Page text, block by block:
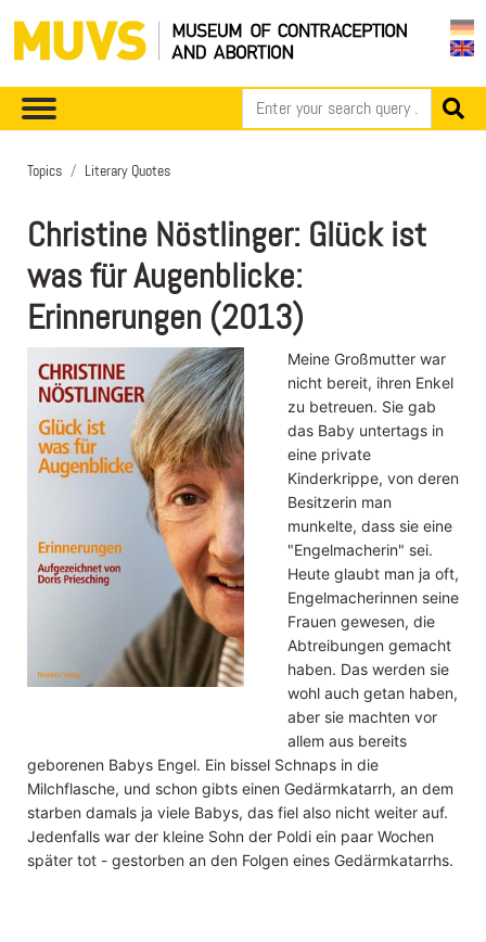
Topics Literary Quotes
Christine Nöstlinger: Glück ist
was für Augenblicke:
Erinnerungen (2013)
Meine Großmutter war
nicht bereit, ihren Enkel
zu betreuen. Sie gab
das Baby untertags in
eine private
Kinderkrippe, von deren
Besitzerin man
munkelte, dass sie eine
"Engelmacherin" sei.
Heute glaubt man ja oft,
Engelmacherinnen seine
Frauen gewesen, die
Abtreibungen gemacht
haben. Das werden sie
wohl auch getan haben,
aber sie machten vor
allem aus bereits
geborenen Babys Engel. Ein bissel Schnaps in die
Milchflasche, und schon gibts einen Gedärmkatarrh, an dem
starben damals ja viele Babys, das fiel also nicht weiter auf.
Jedenfalls war der kleine Sohn der Poldi ein paar Wochen
später tot - gestorben an den Folgen eines Gedärmkatarrhs.